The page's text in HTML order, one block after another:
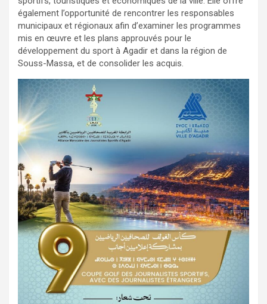
également l’opportunité de rencontrer les responsables
municipaux et régionaux afin d’examiner les programmes
mis en œuvre et les plans approuvés pour le
développement du sport à Agadir et dans la région de
Souss-Massa, et de consolider les acquis.